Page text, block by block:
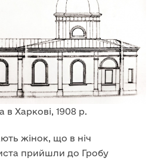
Харкові, 1908 р.
жінок, що в ніч
прийшли до Гробу